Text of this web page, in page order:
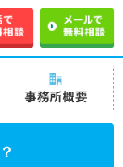
法書士法人杉山事